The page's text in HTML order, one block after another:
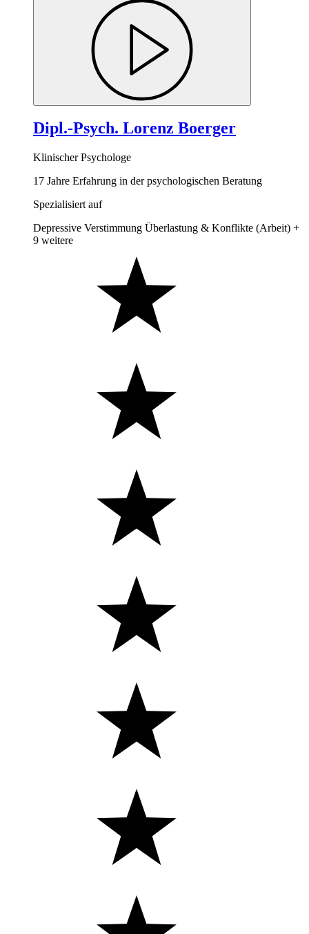
Dipl.-Psych. Lorenz Boerger
Klinischer Psychologe
17 Jahre Erfahrung in der psychologischen Beratung
Spezialisiert auf
Depressive Verstimmung Überlastung & Konflikte (Arbeit) +
9 weitere